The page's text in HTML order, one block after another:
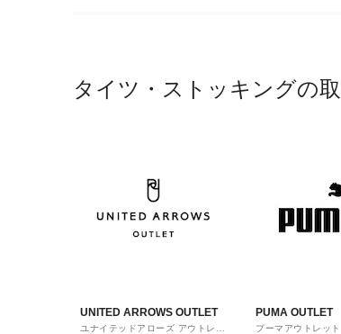
タイツ・ストッキングの
UNITED ARROWS OUTLET
ユナイテッドアローズ アウトレッ
PUMA OUTLET
プーマアウトレット